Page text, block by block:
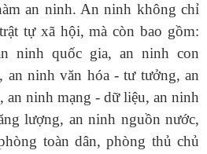
an ninh. An ninh không chỉ
tự xã hội, mà còn bao gồm:
ninh quốc gia, an ninh con
an ninh văn hóa - tư tưởng, an
an ninh mạng - dữ liệu, an ninh
lượng, an ninh nguồn nước,
toàn dân, phòng thủ chủ